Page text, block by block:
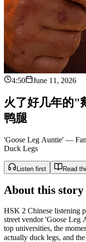
4:50 June 11, 2026
火了好几年的"
鸭腿
'Goose Leg Auntie' —
Duck Legs
Listen first Read
About this story
HSK 2 Chinese listening
street vendor 'Goose Leg
top universities, the
actually duck legs, and